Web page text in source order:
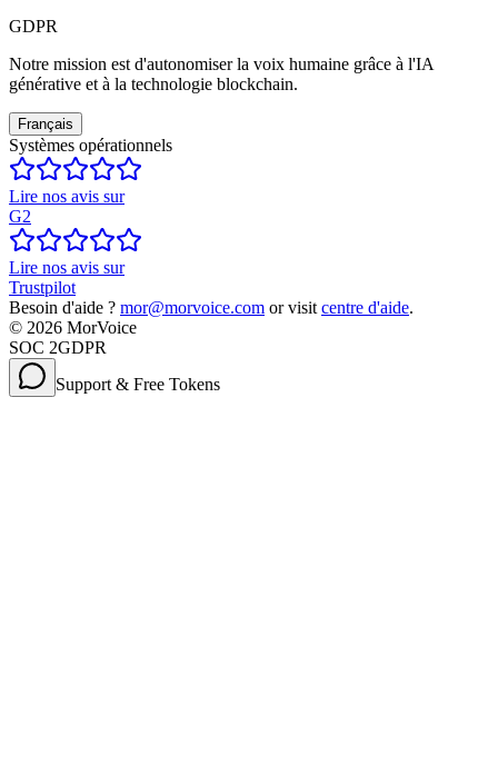
GDPR
Notre mission est d'autonomiser la voix humaine grâce à l'IA
générative et à la technologie blockchain.
Français
Systèmes opérationnels
Lire nos avis sur
G2
Lire nos avis sur
Trustpilot
Besoin d'aide ? mor@morvoice.com or visit centre d'aide.
© 2026 MorVoice
SOC 2GDPR
Support & Free Tokens